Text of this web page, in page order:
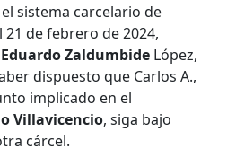
sistema carcelario de
21 de febrero de 2024,
Zaldumbide López,
dispuesto que Carlos A.,
implicado en el
Villavicencio, siga bajo
cárcel.